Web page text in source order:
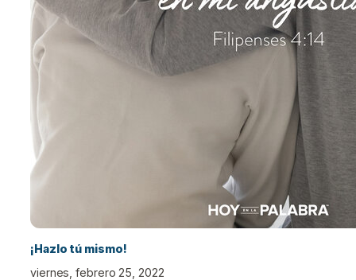
¡Hazlo tú mismo!
viernes, febrero 25, 2022